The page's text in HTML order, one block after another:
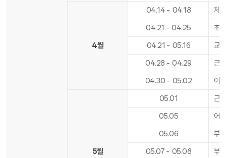
4월
04.14 - 04.18
제1
04.21 - 04.25
초
04.21 - 05.16
교
04.28 - 04.29
근
04.30 - 05.02 어
5월
05.01
근
05.05
어
05.06
부
05.07 - 05.08 부